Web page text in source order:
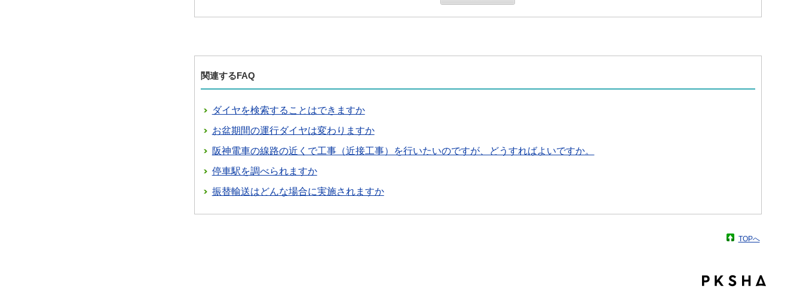
関連するFAQ
ダイヤを検索することはできますか
お盆期間の運行ダイヤは変わりますか
阪神電車の線路の近くで工事（近接工事）を行いたいのですが、どうすればよいですか。
停車駅を調べられますか
振替輸送はどんな場合に実施されますか
TOPへ